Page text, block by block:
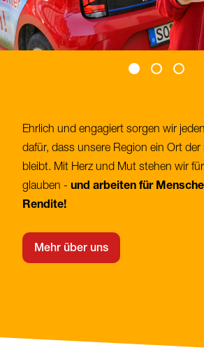
Ehrlich und engagiert sorgen wir
dafür, dass unsere Region ein Ort der
bleibt. Mit Herz und Mut stehen wir
glauben - und arbeiten für
Rendite!
Mehr über uns